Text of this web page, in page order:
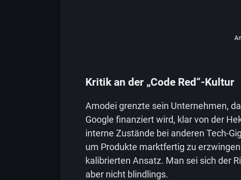
Kritik an der „Code Red“-Kultur
Amodei grenzte sein Unternehmen,
Google finanziert wird, klar von der
interne Zustände bei anderen Tech-
um Produkte marktfertig zu
kalibrierten Ansatz. Man sei sich der
aber nicht blindlings.